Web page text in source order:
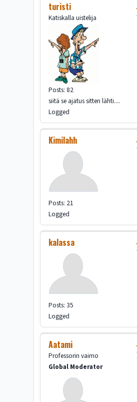
turisti
Katiskalla uistelija
Posts: 82
siitä se ajatus sitten lähti....
Logged
Kimilahh
Posts: 21
Logged
kalassa
Posts: 35
Logged
Aatami
Professorin vaimo
Global Moderator